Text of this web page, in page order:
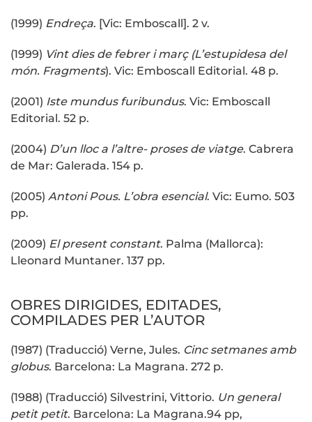
(1999) Endreça. [Vic: Emboscall]. 2 v.
(1999) Vint dies de febrer i març (L’estupidesa del
món. Fragments). Vic: Emboscall Editorial. 48 p.
(2001) Iste mundus furibundus. Vic: Emboscall
Editorial. 52 p.
(2004) D’un lloc a l’altre- proses de viatge. Cabrera
de Mar: Galerada. 154 p.
(2005) Antoni Pous. L’obra esencial. Vic: Eumo. 503
pp.
(2009) El present constant. Palma (Mallorca):
Lleonard Muntaner. 137 pp.
OBRES DIRIGIDES, EDITADES,
COMPILADES PER L’AUTOR
(1987) (Traducció) Verne, Jules. Cinc setmanes amb
globus. Barcelona: La Magrana. 272 p.
(1988) (Traducció) Silvestrini, Vittorio. Un general
petit petit. Barcelona: La Magrana.94 pp,